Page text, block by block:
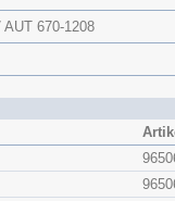
670-1208